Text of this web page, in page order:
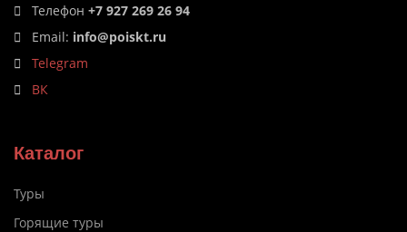
Телефон +7 927 269 26 94
Email: info@poiskt.ru
Telegram
ВК
Каталог
Туры
Горящие туры